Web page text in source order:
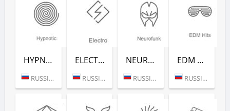
HYPNOTIC (РАДИО РЕКОРД)
RUSSIA (MOSCOW)
ELECTRO (РАДИО РЕКОРД)
RUSSIA (MOSCOW)
NEUROFUNK (РАДИО РЕКОРД)
RUSSIA (MOSCOW)
EDM CLASSICS (РАДИО РЕКОРД)
RUSSIA (MOSCOW)